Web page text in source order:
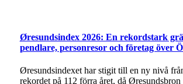
Øresundsindex 2026: En rekordstark
pendlare, personresor och företag över
Øresundsindexet har stigit till en ny nivå
rekordet på 112 förra året, då